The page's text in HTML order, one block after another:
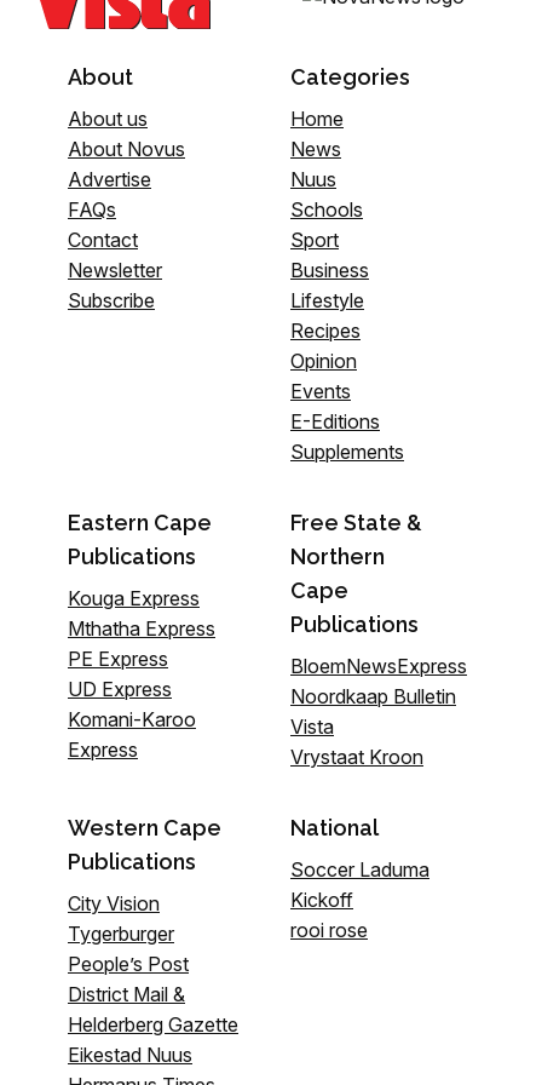
About
About us
About Novus
Advertise
FAQs
Contact
Newsletter
Subscribe
Categories
Home
News
Nuus
Schools
Sport
Business
Lifestyle
Recipes
Opinion
Events
E-Editions
Supplements
Eastern Cape
Publications
Kouga Express
Mthatha Express
PE Express
UD Express
Komani-Karoo
Express
Free State &
Northern
Cape
Publications
BloemNewsExpress
Noordkaap Bulletin
Vista
Vrystaat Kroon
Western Cape
Publications
City Vision
Tygerburger
People’s Post
District Mail &
Helderberg Gazette
Eikestad Nuus
National
Soccer Laduma
Kickoff
rooi rose